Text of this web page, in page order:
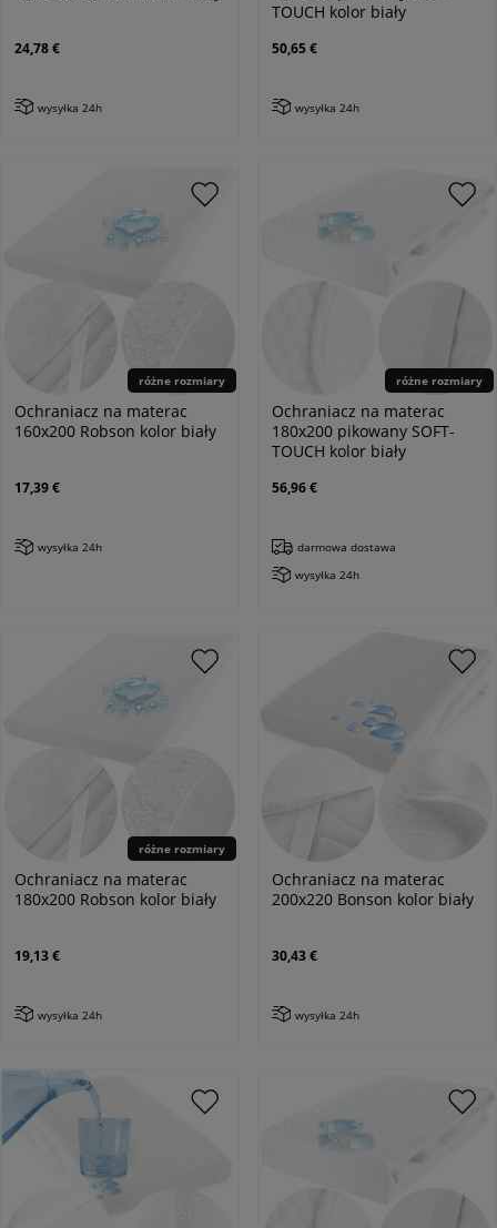
24,78 €
wysyłka 24h
TOUCH kolor biały
50,65 €
wysyłka 24h
różne rozmiary
Ochraniacz na materac
160x200 Robson kolor biały
17,39 €
wysyłka 24h
różne rozmiary
Ochraniacz na materac
180x200 pikowany SOFT-
TOUCH kolor biały
56,96 €
darmowa dostawa
wysyłka 24h
różne rozmiary
Ochraniacz na materac
180x200 Robson kolor biały
19,13 €
wysyłka 24h
Ochraniacz na materac
200x220 Bonson kolor biały
30,43 €
wysyłka 24h